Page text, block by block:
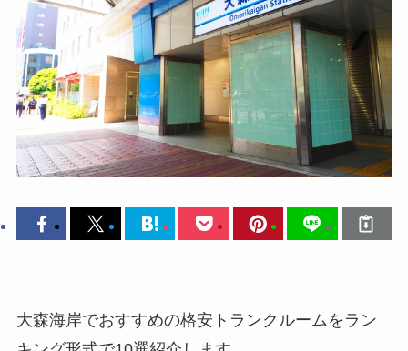
大森海岸でおすすめの格安トランクルームをラン